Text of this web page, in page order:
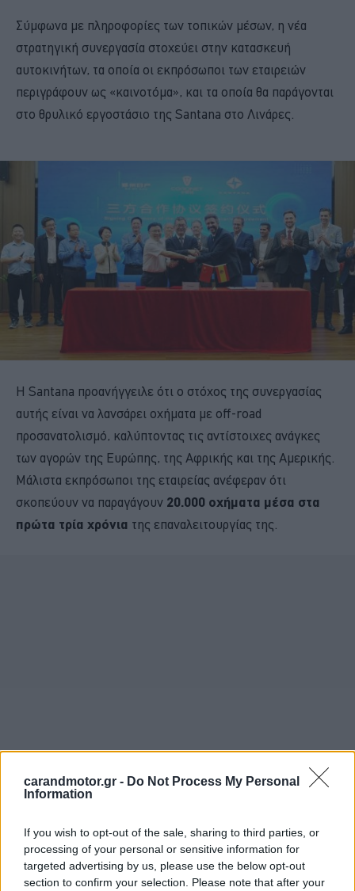
carandmotor.gr - Do Not Process My Personal
Information
If you wish to opt-out of the sale, sharing to third parties, or
processing of your personal or sensitive information for
targeted advertising by us, please use the below opt-out
section to confirm your selection. Please note that after your
Σύμφωνα με πληροφορίες των τοπικών μέσων, η νέα
στρατηγική συνεργασία στοχεύει στην κατασκευή
αυτοκινήτων, τα οποία οι εκπρόσωποι των εταιρειών
περιγράφουν ως «καινοτόμα», και τα οποία θα παράγονται
στο θρυλικό εργοστάσιο της Santana στο Λινάρες.
Η Santana προανήγγειλε ότι ο στόχος της συνεργασίας
αυτής είναι να λανσάρει οχήματα με off-road
προσανατολισμό, καλύπτοντας τις αντίστοιχες ανάγκες
των αγορών της Ευρώπης, της Αφρικής και της Αμερικής.
Μάλιστα εκπρόσωποι της εταιρείας ανέφεραν ότι
σκοπεύουν να παραγάγουν 20.000 οχήματα μέσα στα
πρώτα τρία χρόνια της επαναλειτουργίας της.